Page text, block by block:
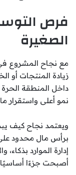
فرص
الصغيرة
مع نجاح المشروع في
زيادة المنتجات أو
داخل المنطقة
نمو أعلى واستقرار
ويعتمد نجاح كيف
برأس مال محدود
إدارة الموارد بذكاء،
أصبحت جزءًا أساسيًا من